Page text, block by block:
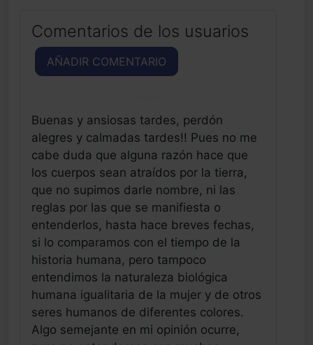
Comentarios de los usuarios
AÑADIR COMENTARIO
Buenas y ansiosas tardes, perdón
alegres y calmadas tardes!! Pues no me
cabe duda que alguna razón hace que
los cuerpos sean atraídos por la tierra,
que no supimos darle nombre, ni las
reglas por las que se manifiesta o
entenderlos, hasta hace breves fechas,
si lo comparamos con el tiempo de la
historia humana, pero tampoco
entendimos la naturaleza biológica
humana igualitaria de la mujer y de otros
seres humanos de diferentes colores.
Algo semejante en mi opinión ocurre,